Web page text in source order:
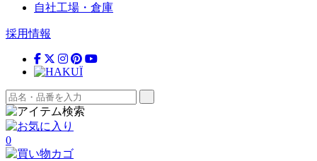
自社工場・倉庫
採用情報
0